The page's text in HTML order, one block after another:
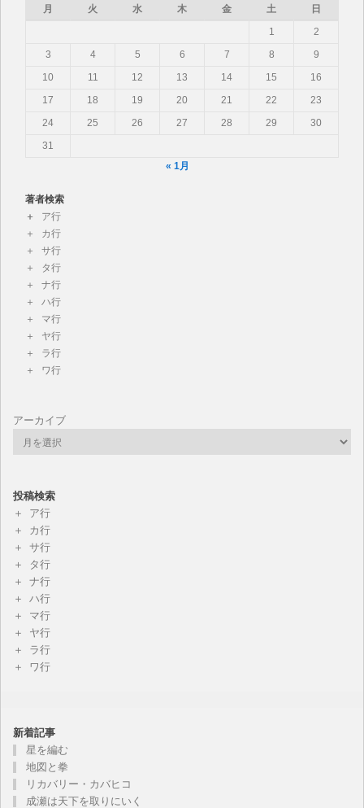
月 火 水 木 金 土
日
1
2
3
4 5 6 7 8
9
10
11 12 13 14 15
16
17
18 19 20 21 22
23
24
25 26 27 28 29
30
31
« 1月
著者検索
ア行
カ行
サ行
タ行
ナ行
ハ行
マ行
ヤ行
ラ行
ワ行
アーカイブ
投稿検索
ア行
カ行
サ行
タ行
ナ行
ハ行
マ行
ヤ行
ラ行
ワ行
新着記事
星を編む
地図と拳
リカバリー・カバヒコ
成瀬は天下を取りにいく